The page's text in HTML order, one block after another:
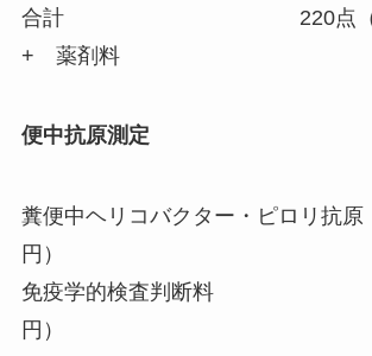
合計 220点（
+ 薬剤料
便中抗原測定
糞便中ヘリコバクター・ピロリ抗
円）
免疫学的検査判断料
円）